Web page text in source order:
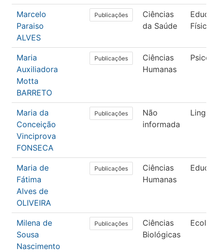
Marcelo
Paraiso
ALVES
Publicações
Ciências
da Saúde
Física
Maria
Auxiliadora
Motta
BARRETO
Publicações
Ciências
Humanas
Maria da
Conceição
Vinciprova
FONSECA
Publicações
Não
informada
Maria de
Fátima
Alves de
OLIVEIRA
Publicações
Ciências
Humanas
Milena de
Sousa
Nascimento
Publicações
Ciências
Biológicas